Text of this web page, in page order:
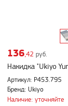
136,42 руб.
Накидка "Ukiyo
Артикул: P453.795
Бренд: Ukiyo
Наличие: уточняйте